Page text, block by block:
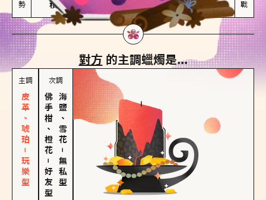
勢
積極維繫關係熱度
可能出現控制欲
戰
對方 的主調蠟燭是...
主調
皮革、琥珀－玩樂型
次調
佛手柑、橙花
－
好友型
海鹽、雪花
－
無私型